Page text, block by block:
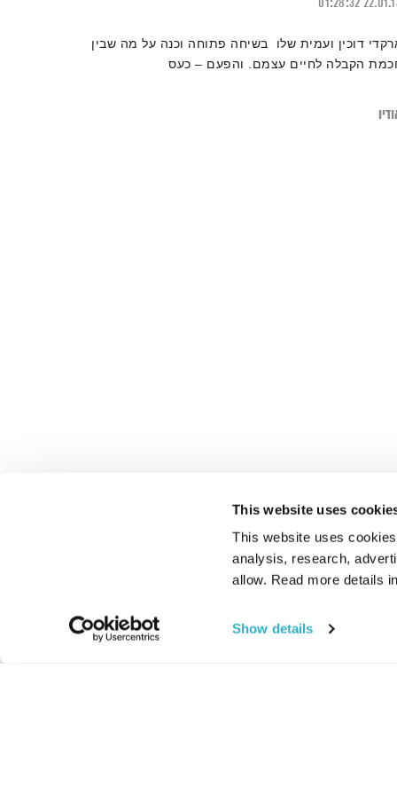
This website uses
This website uses
analysis, research,
allow. Read more details
Show details
01:28:32
דוכין ועמית שלו בשיחה פתוחה וכנה על מה שבין
הקבלה לחיים עצמם. והפעם – כעס